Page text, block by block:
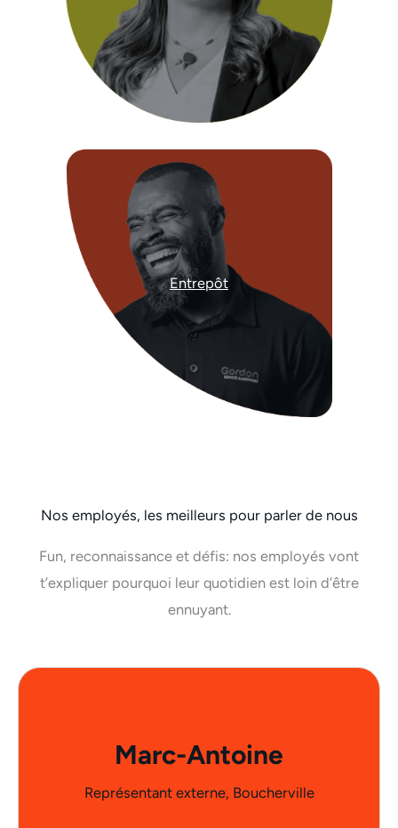
Entrepôt
Nos employés, les meilleurs pour parler de nous
Fun, reconnaissance et défis: nos employés vont
t’expliquer pourquoi leur quotidien est loin d’être
ennuyant.
Marc-Antoine
Représentant externe, Boucherville